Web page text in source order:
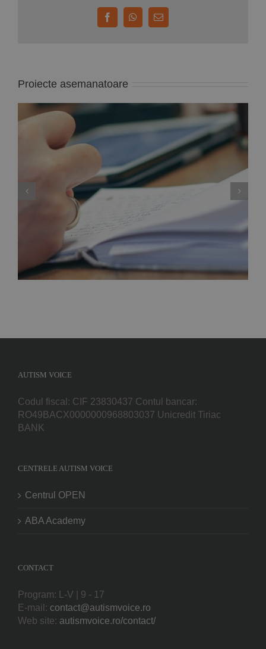
FacebookWhatsApp
E-
Proiecte asemanatoare
Curs ”Tehnici ABA în tulburările de spectru
autist” – Bucuresti, Februarie 2020
AUTISM VOICE
Codul fiscal: CIF 23830437 Contul bancar:
RO49BACX0000000968803037 Unicredit Tiriac
BANK
CENTRELE AUTISM VOICE
Centrul OPEN
ABA Academy
CONTACT
Program: L-V | 9 - 17
E-mail: contact@autismvoice.ro
Web site: autismvoice.ro/contact/